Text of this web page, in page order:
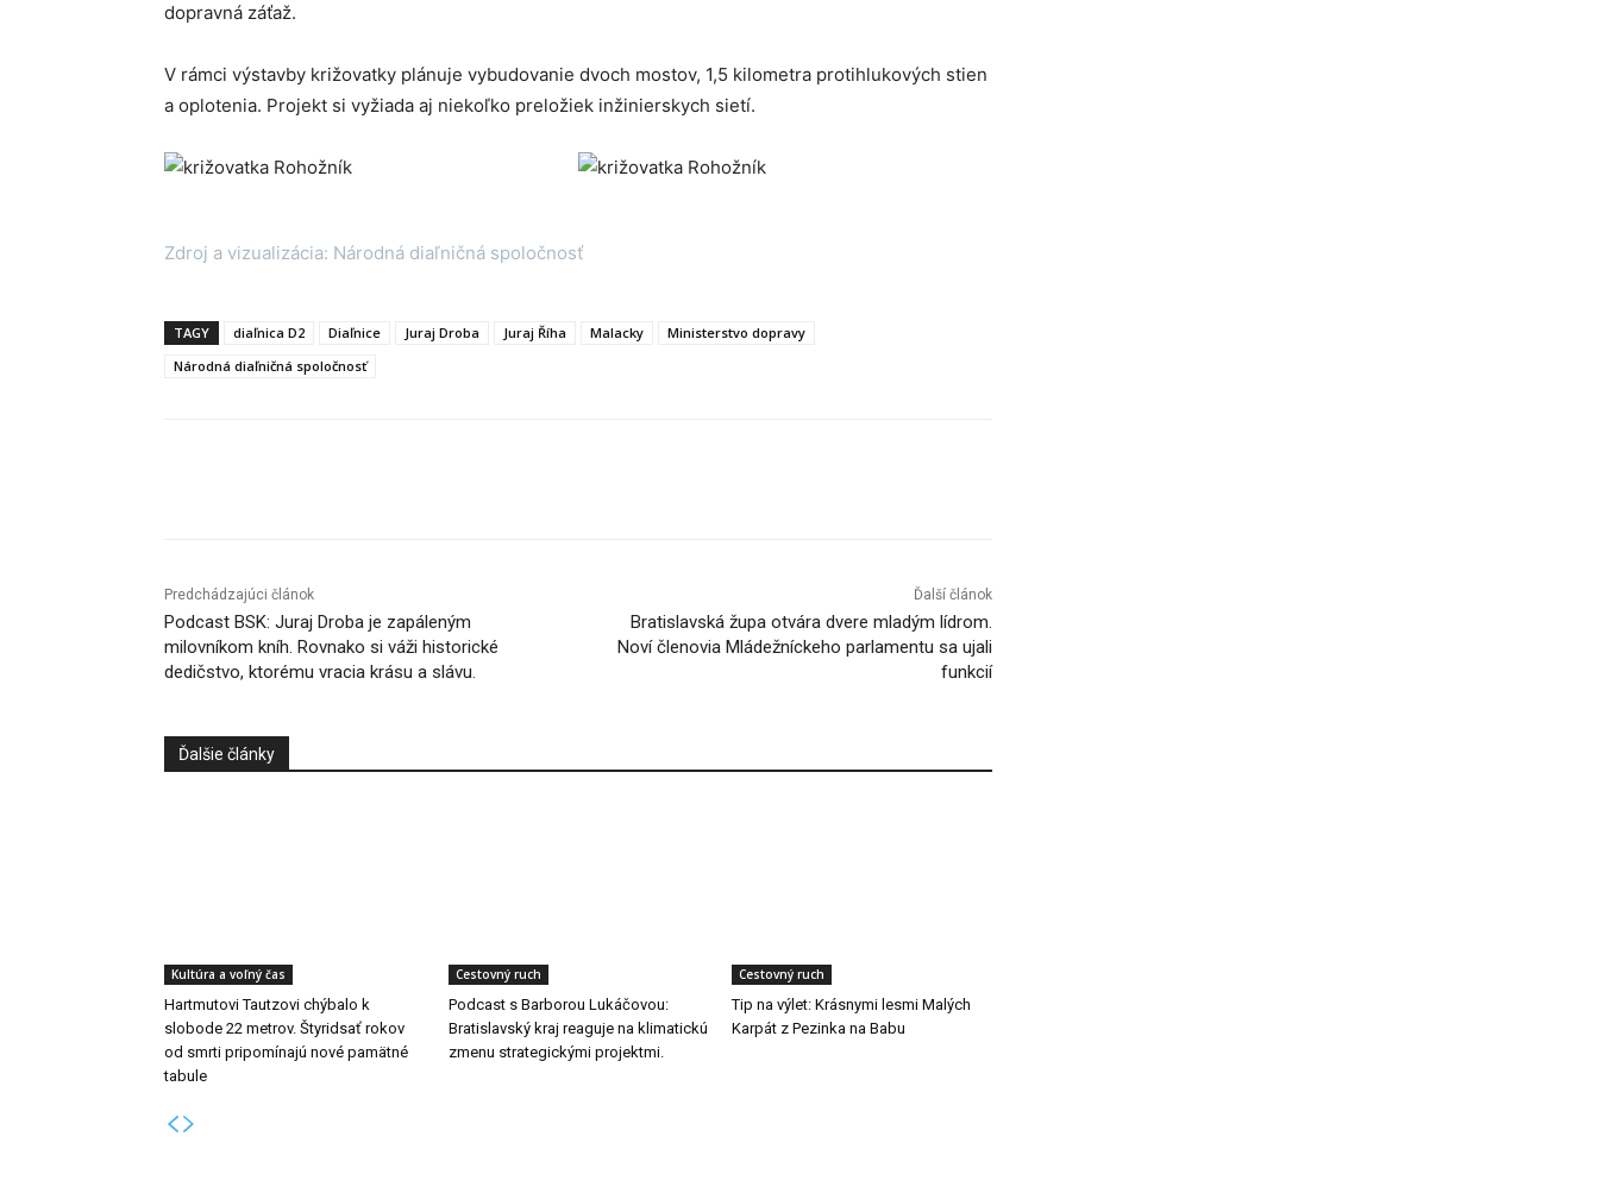
dopravná záťaž.​
V rámci výstavby križovatky plánuje vybudovanie dvoch mostov, 1,5 kilometra protihlukových stien
a oplotenia. Projekt si vyžiada aj niekoľko preložiek inžinierskych sietí.​
Zdroj a vizualizácia: Národná diaľničná spoločnosť
TAGY diaľnica D2 Diaľnice Juraj Droba Juraj Říha Malacky
Ministerstvo dopravy
Národná diaľničná spoločnosť
Predchádzajúci článok
Podcast BSK: Juraj Droba je zapáleným
milovníkom kníh. Rovnako si váži historické
dedičstvo, ktorému vracia krásu a slávu.
Ďalší článok
Bratislavská župa otvára dvere mladým lídrom.
Noví členovia Mládežníckeho parlamentu sa ujali
funkcií
Ďalšie články
Kultúra a voľný čas
Hartmutovi Tautzovi chýbalo k
slobode 22 metrov. Štyridsať rokov
od smrti pripomínajú nové pamätné
tabule
Cestovný ruch
Podcast s Barborou Lukáčovou:
Bratislavský kraj reaguje na klimatickú
zmenu strategickými projektmi.
Cestovný ruch
Tip na výlet: Krásnymi lesmi Malých
Karpát z Pezinka na Babu